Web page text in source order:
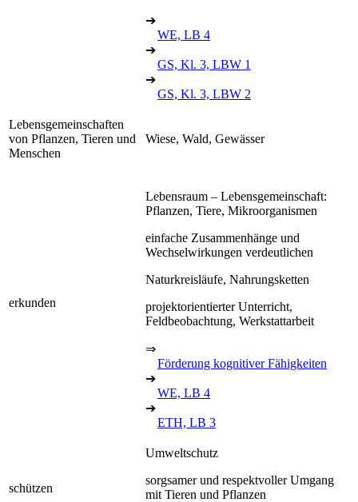
➔
WE, LB 4
➔
GS, Kl. 3, LBW 1
➔
GS, Kl. 3, LBW 2
Lebensgemeinschaften
von Pflanzen, Tieren und
Menschen
Wiese, Wald, Gewässer
erkunden
Lebensraum – Lebensgemeinschaft:
Pflanzen, Tiere, Mikroorganismen
einfache Zusammenhänge und
Wechselwirkungen verdeutlichen
Naturkreisläufe, Nahrungsketten
projektorientierter Unterricht,
Feldbeobachtung, Werkstattarbeit
⇒
Förderung kognitiver Fähigkeiten
➔
WE, LB 4
➔
ETH, LB 3
schützen
Umweltschutz
sorgsamer und respektvoller Umgang
mit Tieren und Pflanzen